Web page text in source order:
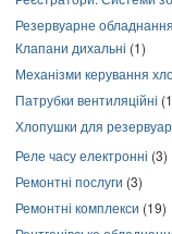
Резервуарне обладнання
Клапани дихальні (1)
Механізми керування
Патрубки вентиляційні
Хлопушки для
Реле часу електронні (3)
Ремонтні послуги (3)
Ремонтні комплекси (19)